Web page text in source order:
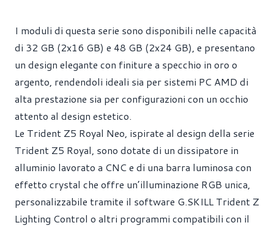
I moduli di questa serie sono disponibili nelle capacità
di 32 GB (2x16 GB) e 48 GB (2x24 GB), e presentano
un design elegante con finiture a specchio in oro o
argento, rendendoli ideali sia per sistemi PC AMD di
alta prestazione sia per configurazioni con un occhio
attento al design estetico.
Le Trident Z5 Royal Neo, ispirate al design della serie
Trident Z5 Royal, sono dotate di un dissipatore in
alluminio lavorato a CNC e di una barra luminosa con
effetto crystal che offre un’illuminazione RGB unica,
personalizzabile tramite il software G.SKILL Trident Z
Lighting Control o altri programmi compatibili con il